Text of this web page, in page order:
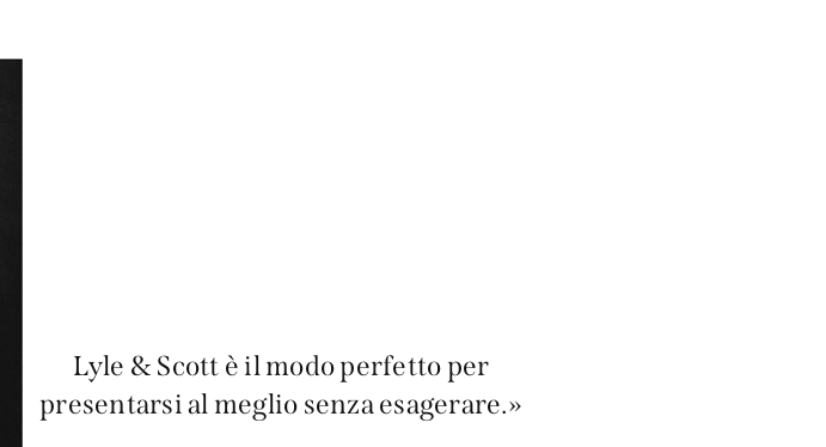
Lyle & Scott è il modo perfetto per
presentarsi al meglio senza esagerare.»